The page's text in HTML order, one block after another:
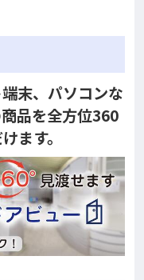
末、パソコンな
品を全方位360
ます。